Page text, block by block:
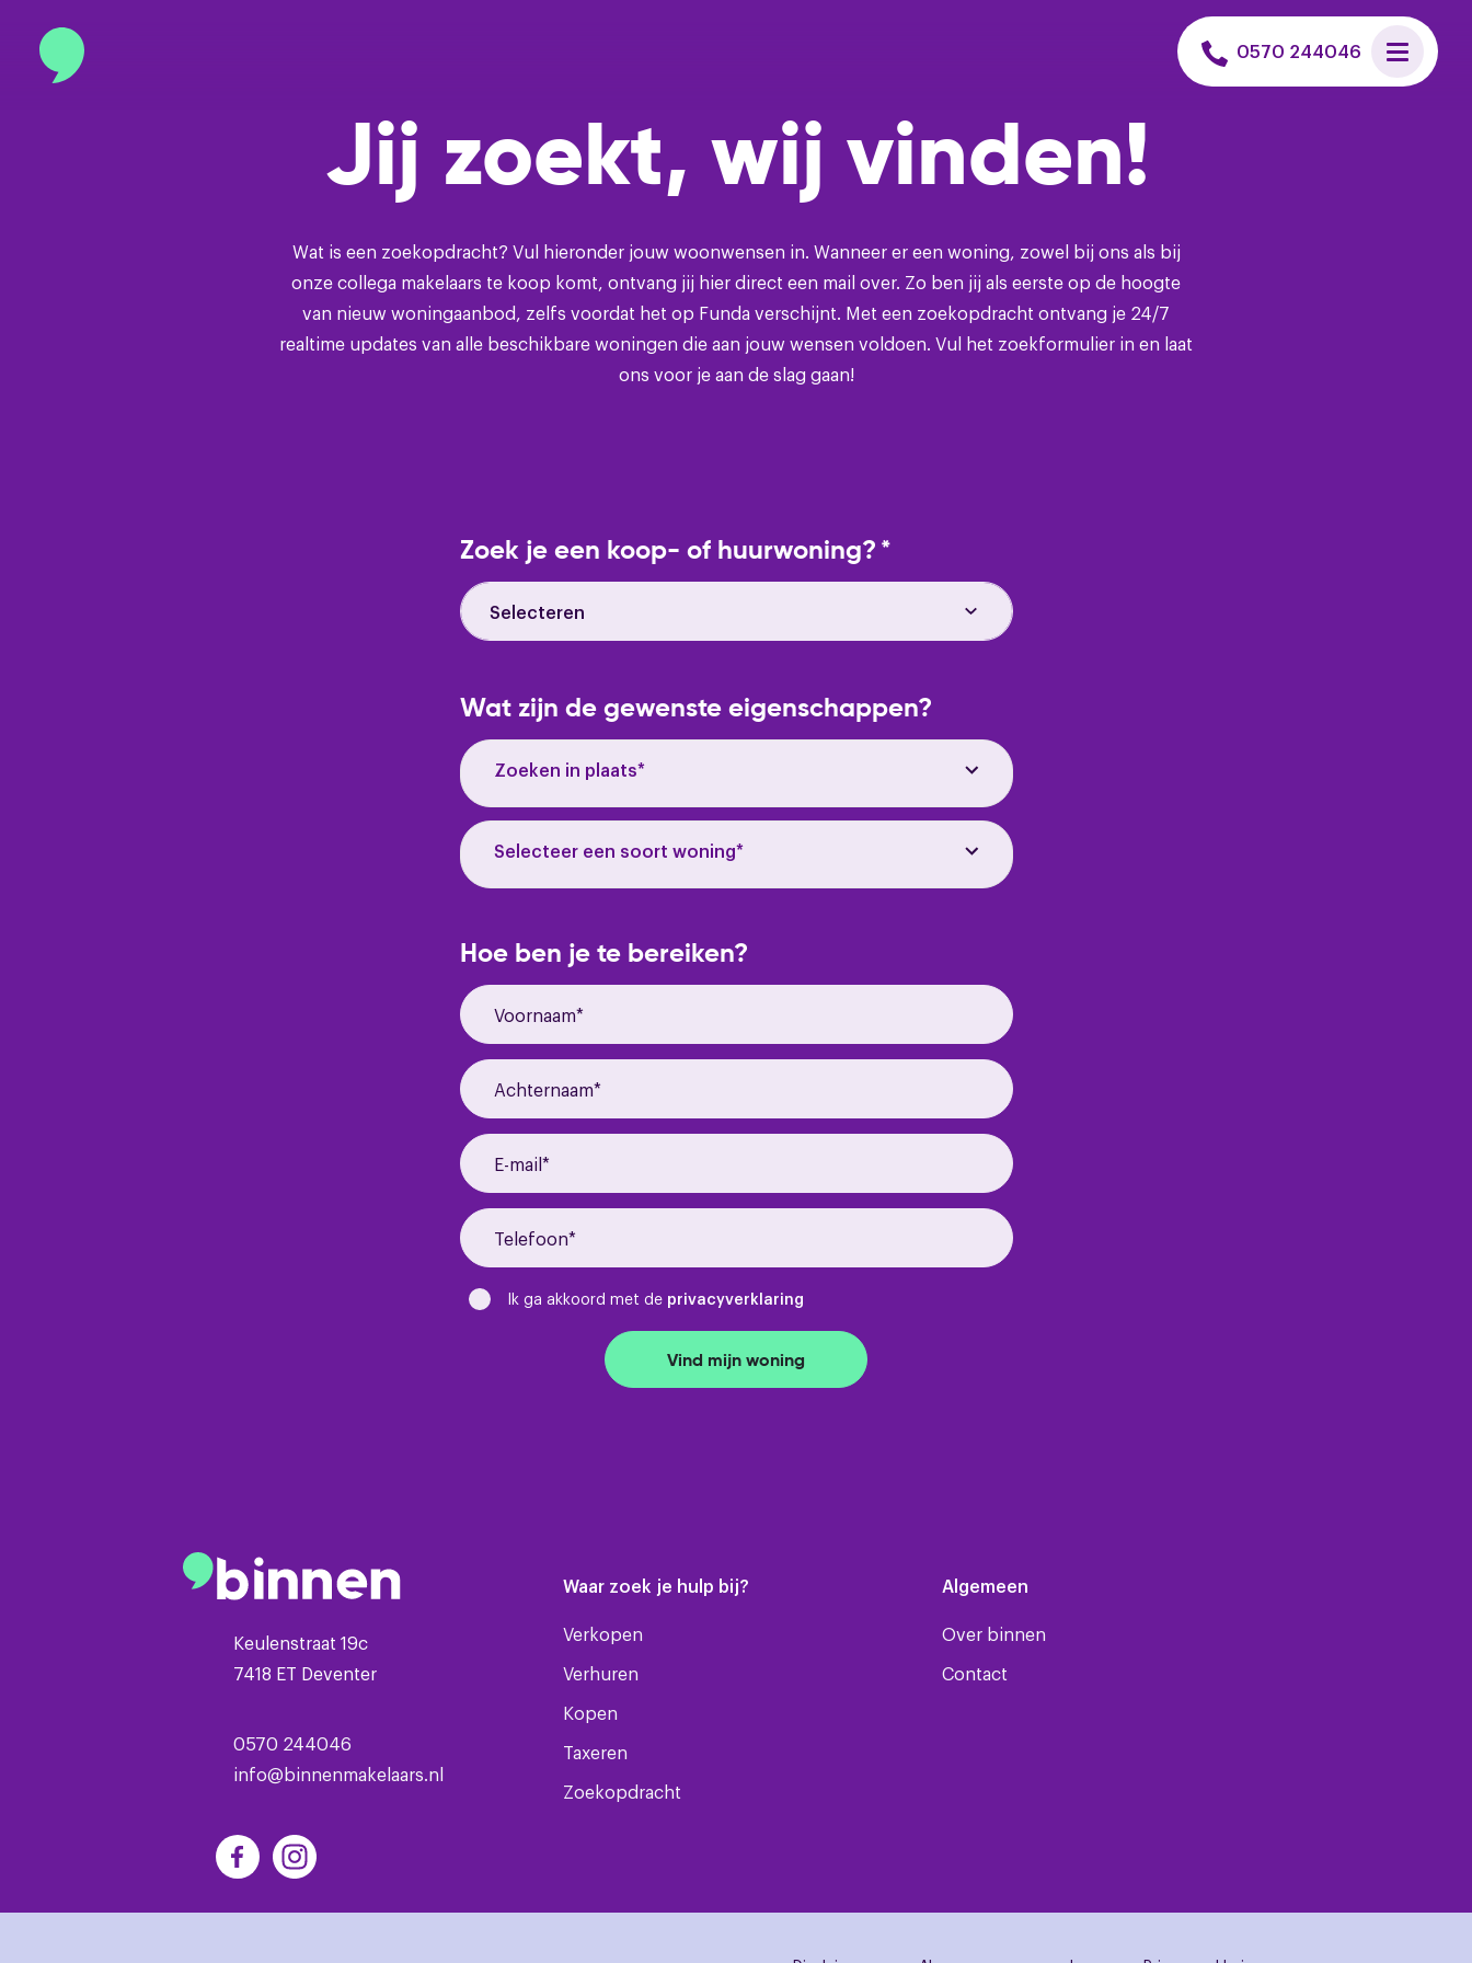
0570 244046
Jij zoekt, wij vinden!
Wat is een zoekopdracht? Vul hieronder jouw woonwensen in. Wanneer er een woning, zowel bij ons als bij
onze collega makelaars te koop komt, ontvang jij hier direct een mail over. Zo ben jij als eerste op de hoogte
van nieuw woningaanbod, zelfs voordat het op Funda verschijnt. Met een zoekopdracht ontvang je 24/7
realtime updates van alle beschikbare woningen die aan jouw wensen voldoen. Vul het zoekformulier in en laat
ons voor je aan de slag gaan!
Zoek je een koop- of huurwoning? *
Wat zijn de gewenste eigenschappen?
Zoeken in plaats*
Selecteer een soort woning*
Hoe ben je te bereiken?
Ik ga akkoord met de privacyverklaring
Vind mijn woning
Keulenstraat 19c
7418 ET Deventer
0570 244046
info@binnenmakelaars.nl
Waar zoek je hulp bij?
Verkopen
Verhuren
Kopen
Taxeren
Zoekopdracht
Algemeen
Over binnen
Contact
Blogs
Contact
info@binnenmakelaars.nl
Ik wil een woning kopen
Help mij met een hypotheek